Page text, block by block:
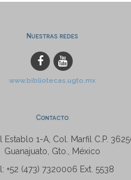
Nuestras redes
www.bibliotecas.ugto.mx
Contacto
Establo 1-A, Col. Marfil C.P.
Guanajuato, Gto., México
+52 (473) 7320006 Ext. 5538